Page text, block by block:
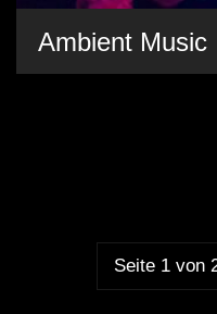
Ambient Music
Seite 1 von